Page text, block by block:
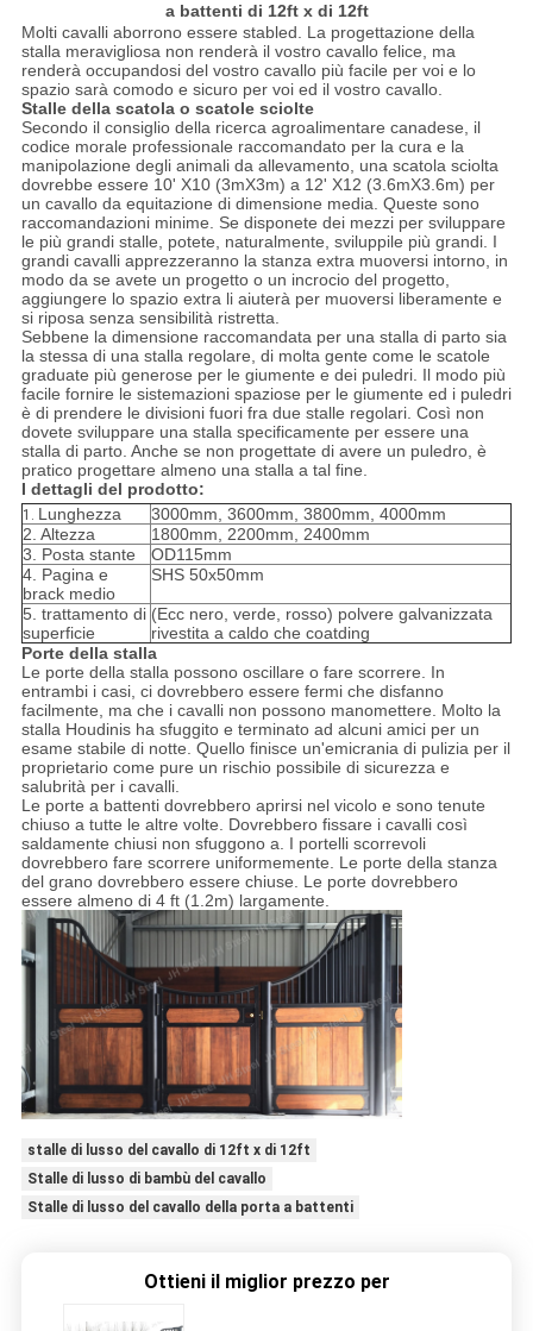
a battenti di 12ft x di 12ft
Molti cavalli aborrono essere stabled. La progettazione della
stalla meravigliosa non renderà il vostro cavallo felice, ma
renderà occupandosi del vostro cavallo più facile per voi e lo
spazio sarà comodo e sicuro per voi ed il vostro cavallo.
Stalle della scatola o scatole sciolte
Secondo il consiglio della ricerca agroalimentare canadese, il
codice morale professionale raccomandato per la cura e la
manipolazione degli animali da allevamento, una scatola sciolta
dovrebbe essere 10' X10 (3mX3m) a 12' X12 (3.6mX3.6m) per
un cavallo da equitazione di dimensione media. Queste sono
raccomandazioni minime. Se disponete dei mezzi per sviluppare
le più grandi stalle, potete, naturalmente, sviluppile più grandi. I
grandi cavalli apprezzeranno la stanza extra muoversi intorno, in
modo da se avete un progetto o un incrocio del progetto,
aggiungere lo spazio extra li aiuterà per muoversi liberamente e
si riposa senza sensibilità ristretta.
Sebbene la dimensione raccomandata per una stalla di parto sia
la stessa di una stalla regolare, di molta gente come le scatole
graduate più generose per le giumente e dei puledri. Il modo più
facile fornire le sistemazioni spaziose per le giumente ed i puledri
è di prendere le divisioni fuori fra due stalle regolari. Così non
dovete sviluppare una stalla specificamente per essere una
stalla di parto. Anche se non progettate di avere un puledro, è
pratico progettare almeno una stalla a tal fine.
I dettagli del prodotto:
1. Lunghezza
3000mm, 3600mm, 3800mm, 4000mm
2. Altezza
1800mm, 2200mm, 2400mm
3. Posta stante
OD115mm
4. Pagina e
brack medio
SHS 50x50mm
5. trattamento di
superficie
(Ecc nero, verde, rosso) polvere galvanizzata
rivestita a caldo che coatding
Porte della stalla
Le porte della stalla possono oscillare o fare scorrere. In
entrambi i casi, ci dovrebbero essere fermi che disfanno
facilmente, ma che i cavalli non possono manomettere. Molto la
stalla Houdinis ha sfuggito e terminato ad alcuni amici per un
esame stabile di notte. Quello finisce un'emicrania di pulizia per il
proprietario come pure un rischio possibile di sicurezza e
salubrità per i cavalli.
Le porte a battenti dovrebbero aprirsi nel vicolo e sono tenute
chiuso a tutte le altre volte. Dovrebbero fissare i cavalli così
saldamente chiusi non sfuggono a. I portelli scorrevoli
dovrebbero fare scorrere uniformemente. Le porte della stanza
del grano dovrebbero essere chiuse. Le porte dovrebbero
essere almeno di 4 ft (1.2m) largamente.
stalle di lusso del cavallo di 12ft x di 12ft
Stalle di lusso di bambù del cavallo
Stalle di lusso del cavallo della porta a battenti
Ottieni il miglior prezzo per